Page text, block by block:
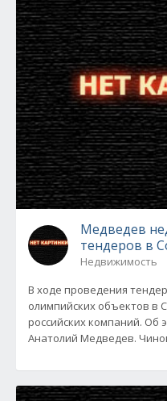
Медведев
тендеров в
Недвижимость
В ходе проведения
олимпийских объектов в
российских компаний. Об
Анатолий Медведев.